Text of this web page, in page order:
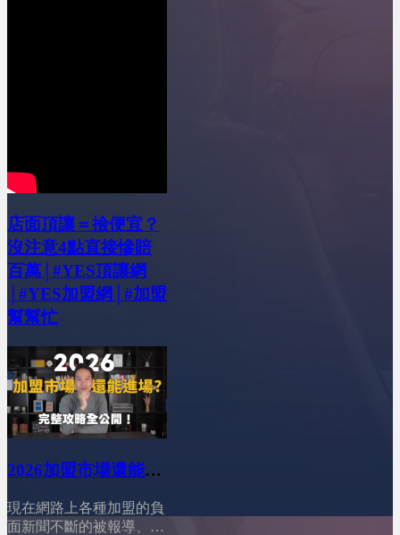
店面頂讓＝撿便宜？
沒注意4點直接慘賠
百萬│#YES頂讓網
│#YES加盟網│#加盟
幫幫忙
2026加盟市場還能進
│YES加盟│加盟幫幫
現在網路上各種加盟的負
面新聞不斷的被報導、競